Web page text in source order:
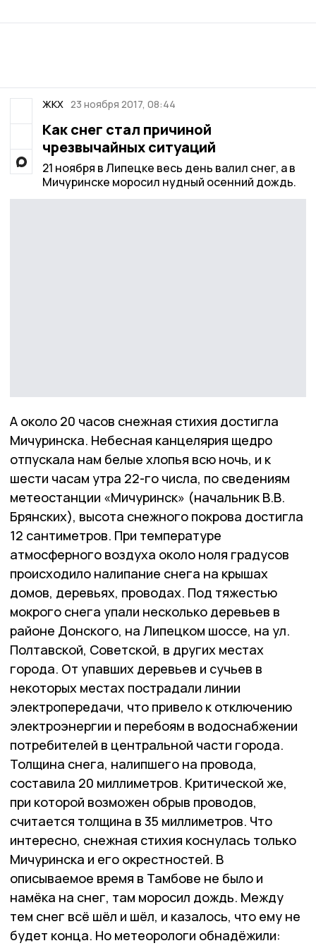
ЖКХ 23 ноября 2017, 08:44
Как снег стал причиной
чрезвычайных ситуаций
21 ноября в Липецке весь день валил снег, а в
Мичуринске моросил нудный осенний дождь.
А около 20 часов снежная стихия достигла
Мичуринска. Небесная канцелярия щедро
отпускала нам белые хлопья всю ночь, и к
шести часам утра 22-го числа, по сведениям
метеостанции «Мичуринск» (начальник В.В.
Брянских), высота снежного покрова достигла
12 сантиметров. При температуре
атмосферного воздуха около ноля градусов
происходило налипание снега на крышах
домов, деревьях, проводах. Под тяжестью
мокрого снега упали несколько деревьев в
районе Донского, на Липецком шоссе, на ул.
Полтавской, Советской, в других местах
города. От упавших деревьев и сучьев в
некоторых местах пострадали линии
электропередачи, что привело к отключению
электроэнергии и перебоям в водоснабжении
потребителей в центральной части города.
Толщина снега, налипшего на провода,
составила 20 миллиметров. Критической же,
при которой возможен обрыв проводов,
считается толщина в 35 миллиметров. Что
интересно, снежная стихия коснулась только
Мичуринска и его окрестностей. В
описываемое время в Тамбове не было и
намёка на снег, там моросил дождь. Между
тем снег всё шёл и шёл, и казалось, что ему не
будет конца. Но метеорологи обнадёжили: